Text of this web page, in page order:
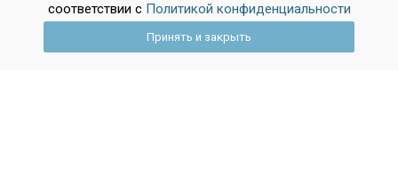
Москва
Санкт-Петербург
соответствии с Политикой конфиденциальности
Принять и закрыть